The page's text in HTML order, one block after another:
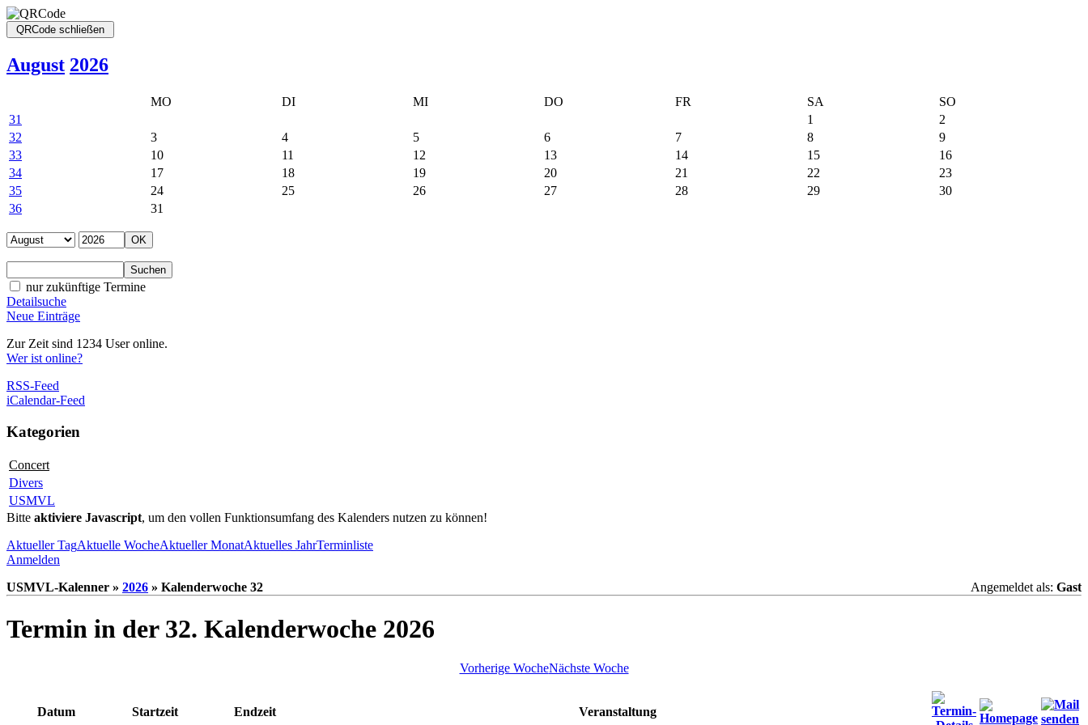
August 2026
MO DI MI DO FR SA
SO
31
1
2
32
3 4 5 6 7 8
9
33
10 11 12 13 14 15
16
34
17 18 19 20 21 22
23
35
24 25 26 27 28 29
30
36
31
nur zukünftige Termine
Detailsuche
Neue Einträge
Zur Zeit sind 1234 User online.
Wer ist online?
RSS-Feed
iCalendar-Feed
Kategorien
Concert
Divers
USMVL
Bitte aktiviere Javascript, um den vollen Funktionsumfang des Kalenders nutzen zu können!
Aktueller TagAktuelle WocheAktueller MonatAktuelles JahrTerminliste
Anmelden
USMVL-Kalenner » 2026 » Kalenderwoche 32 Angemeldet als: Gast
Termin in der 32. Kalenderwoche 2026
Vorherige WocheNächste Woche
Datum Startzeit Endzeit Veranstaltung